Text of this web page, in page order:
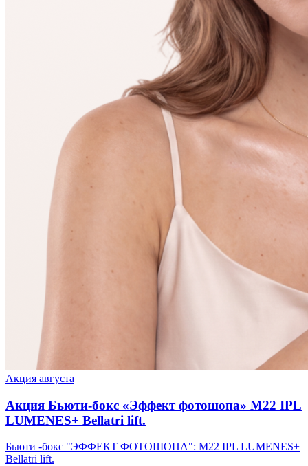
Акция августа
Акция Бьюти-бокс «Эффект фотошопа» М22 IPL
LUMENES+ Bellatri lift.
Бьюти -бокс "ЭФФЕКТ ФОТОШОПА": М22 IPL LUMENES+
Bellatri lift.